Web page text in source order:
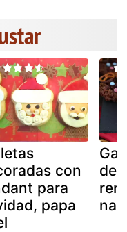
con
para
papa
del